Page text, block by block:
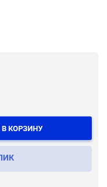
В КОРЗИНУ